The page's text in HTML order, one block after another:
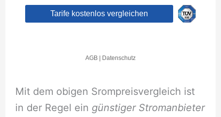
Mit dem obigen Srompreisvergleich ist
in der Regel ein günstiger Stromanbieter